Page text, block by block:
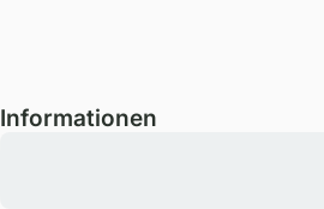
Informationen